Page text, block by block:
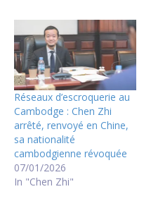
Réseaux d’escroquerie au
Cambodge : Chen Zhi
arrêté, renvoyé en Chine,
sa nationalité
cambodgienne révoquée
07/01/2026
In "Chen Zhi"